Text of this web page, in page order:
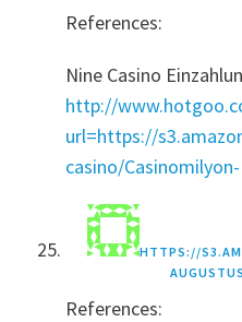
References:
Nine Casino
http://
url=https://
casino/
HTTPS://
References: